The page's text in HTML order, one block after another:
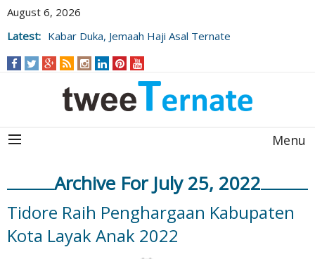
August 6, 2026
Latest: Kabar Duka, Jemaah Haji Asal Ternate
Menu
Archive For July 25, 2022
Tidore Raih Penghargaan Kabupaten
Kota Layak Anak 2022